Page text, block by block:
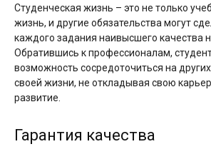
Студенческая жизнь – это не только
жизнь, и другие обязательства могут
каждого задания наивысшего качества
Обратившись к профессионалам,
возможность сосредоточиться на
своей жизни, не откладывая свою
развитие.
Гарантия качества